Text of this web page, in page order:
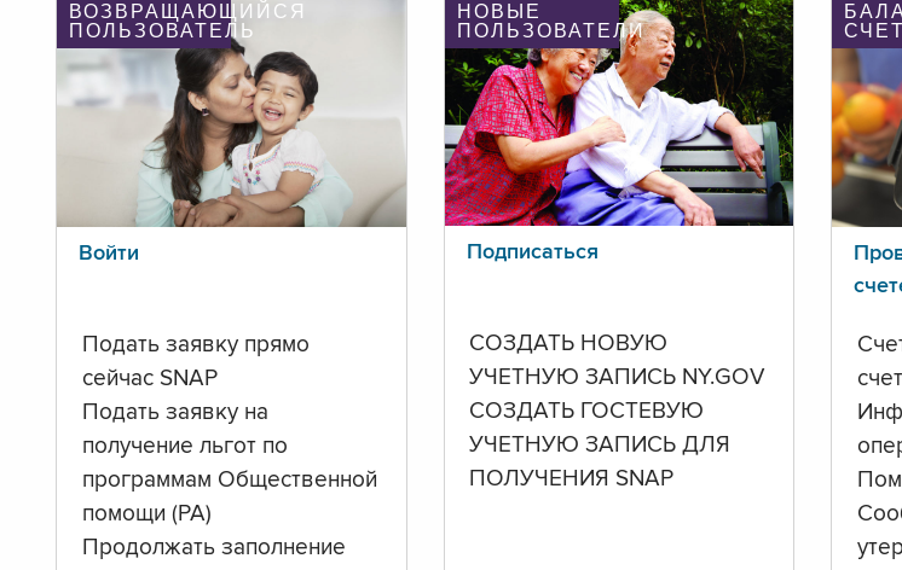
ВОЗВРАЩАЮЩИЙСЯ
ПОЛЬЗОВАТЕЛЬ
Войти
Подать заявку прямо
сейчас SNAP
Подать заявку на
получение льгот по
программам Общественной
помощи (PA)
Продолжать заполнение
НОВЫЕ
ПОЛЬЗОВАТЕЛИ
Подписаться
СОЗДАТЬ НОВУЮ
УЧЕТНУЮ ЗАПИСЬ NY.GOV
СОЗДАТЬ ГОСТЕВУЮ
УЧЕТНУЮ ЗАПИСЬ ДЛЯ
ПОЛУЧЕНИЯ SNAP
счет